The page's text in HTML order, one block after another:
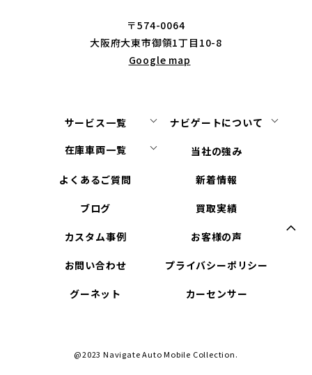
〒574-0064
大阪府大東市御領1丁目10-8
Google map
サービス一覧
ナビゲートについて
在庫車両一覧
当社の強み
よくあるご質問 新着情報
ブログ 買取実績
カスタム事例 お客様の声
お問い合わせ プライバシーポリシー
グーネット カーセンサー
@2023 Navigate Auto Mobile Collection.